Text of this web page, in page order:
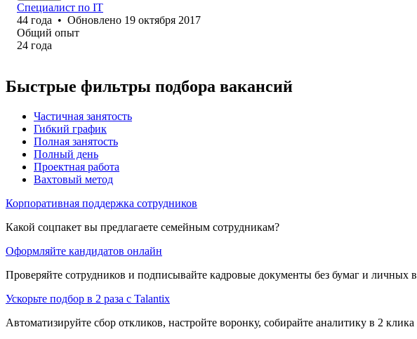
Специалист по IT
44 года • Обновлено 19 октября 2017
Общий опыт
24 года
Быстрые фильтры подбора вакансий
Частичная занятость
Гибкий график
Полная занятость
Полный день
Проектная работа
Вахтовый метод
Корпоративная поддержка сотрудников
Какой соцпакет вы предлагаете семейным сотрудникам?
Оформляйте кандидатов онлайн
Проверяйте сотрудников и подписывайте кадровые документы без бумаг и личных
Ускорьте подбор в 2 раза с Talantix
Автоматизируйте сбор откликов, настройте воронку, собирайте аналитику в 2 клика